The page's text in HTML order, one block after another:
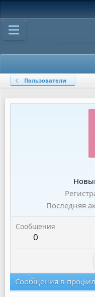
Пользователи
Последняя
Сообщения
0
Сообщения в